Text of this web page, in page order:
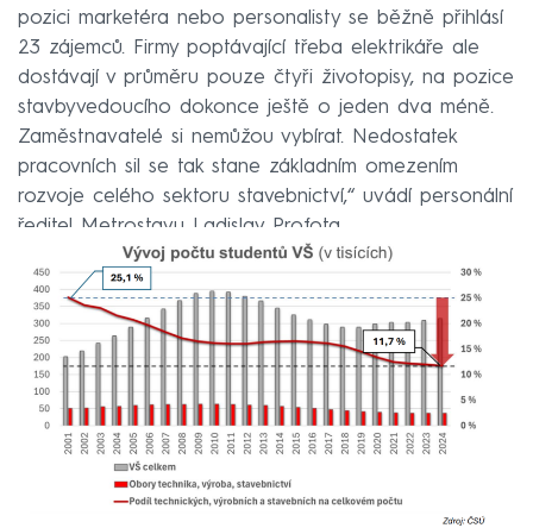
pozici marketéra nebo personalisty se běžně přihlásí
23 zájemců. Firmy poptávající třeba elektrikáře ale
dostávají v průměru pouze čtyři životopisy, na pozice
stavbyvedoucího dokonce ještě o jeden dva méně.
Zaměstnavatelé si nemůžou vybírat. Nedostatek
pracovních sil se tak stane základním omezením
rozvoje celého sektoru stavebnictví,“ uvádí personální
ředitel Metrostavu Ladislav Profota.